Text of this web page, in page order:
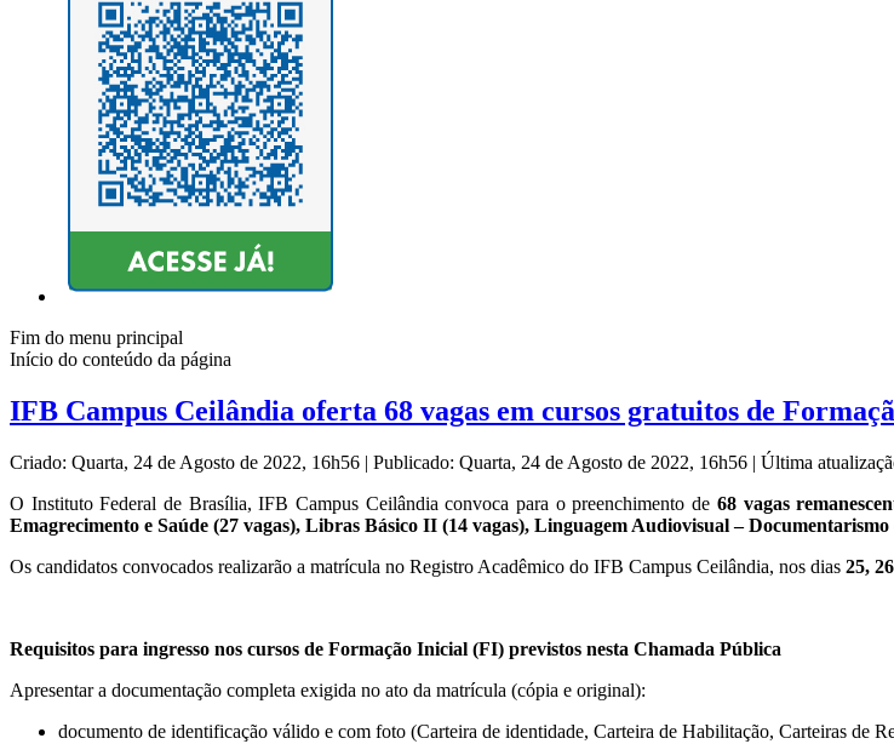
Fim do menu principal
Início do conteúdo da página
IFB Campus Ceilândia oferta 68 vagas em cursos gratuitos de
Criado: Quarta, 24 de Agosto de 2022, 16h56 | Publicado: Quarta, 24 de Agosto de 2022, 16h56 | Última
O Instituto Federal de Brasília, IFB Campus Ceilândia convoca para o preenchimento de 68 vagas
Emagrecimento e Saúde (27 vagas), Libras Básico II (14 vagas), Linguagem Audiovisual – Documentarismo
Os candidatos convocados realizarão a matrícula no Registro Acadêmico do IFB Campus Ceilândia, nos dias 25,
Requisitos para ingresso nos cursos de Formação Inicial (FI) previstos nesta Chamada Pública
Apresentar a documentação completa exigida no ato da matrícula (cópia e original):
documento de identificação válido e com foto (Carteira de identidade, Carteira de Habilitação, Carteiras de